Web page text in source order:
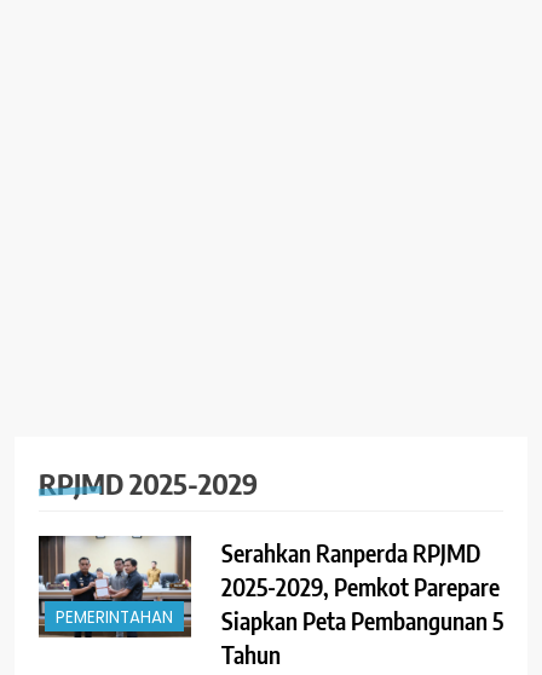
RPJMD 2025-2029
PEMERINTAHAN
Serahkan Ranperda RPJMD
2025-2029, Pemkot Parepare
Siapkan Peta Pembangunan 5
Tahun